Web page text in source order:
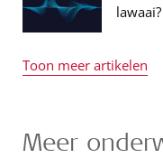
lawaai?
Toon meer artikelen
Meer